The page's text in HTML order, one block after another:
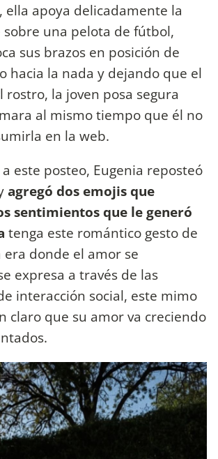
ella apoya delicadamente la
una pelota de fútbol,
sus brazos en posición de
hacia la nada y dejando que el
rostro, la joven posa segura
al mismo tiempo que él no
en la web.
este posteo, Eugenia reposteó
agregó dos emojis que
sentimientos que le generó
tenga este romántico gesto de
era donde el amor se
expresa a través de las
interacción social, este mimo
claro que su amor va creciendo